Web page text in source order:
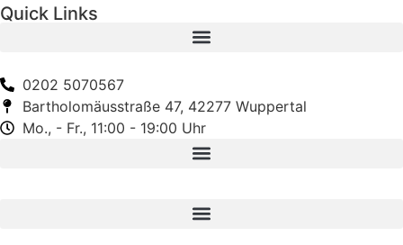
Quick Links
0202 5070567
Bartholomäusstraße 47, 42277 Wuppertal
Mo., - Fr., 11:00 - 19:00 Uhr